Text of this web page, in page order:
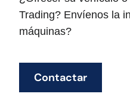
Trading? Envíenos la
máquinas?
Contactar